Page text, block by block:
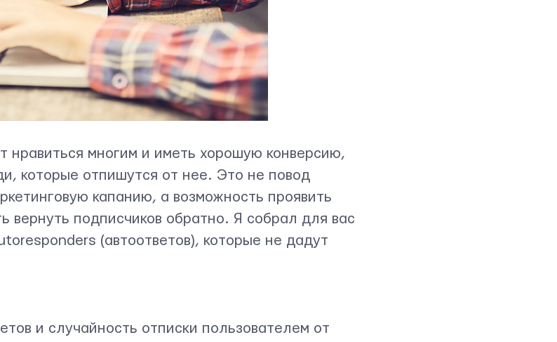
нравиться многим и иметь хорошую конверсию,
которые отпишутся от нее. Это не повод
капанию, а возможность проявить
вернуть подписчиков обратно. Я собрал для вас
(автоответов), которые не дадут
и случайность отписки пользователем от